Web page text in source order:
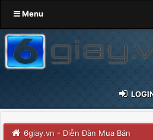
Menu
6giay.vn - Diễn Đàn Mua Bán